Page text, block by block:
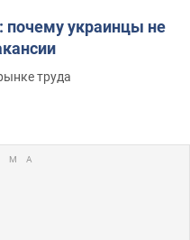
почему украинцы не
труда